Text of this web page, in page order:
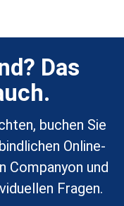
Das
buchen Sie
Online-
Companyon und
Fragen.